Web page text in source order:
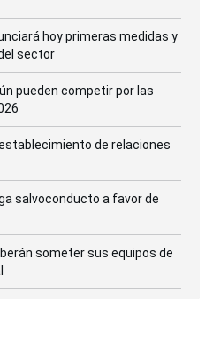
hoy primeras medidas y
sector
pueden competir por las
de relaciones
salvoconducto a favor de
someter sus equipos de